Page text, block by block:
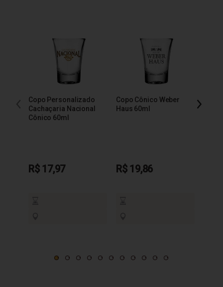
Copo Personalizado
Cachaçaria Nacional
Cônico 60ml
R$ 17,97
Copo Cônico Weber
Haus 60ml
R$ 19,86